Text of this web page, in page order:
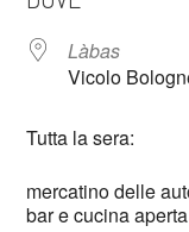
Làbas
Vicolo
Tutta la sera:
mercatino delle
bar e cucina